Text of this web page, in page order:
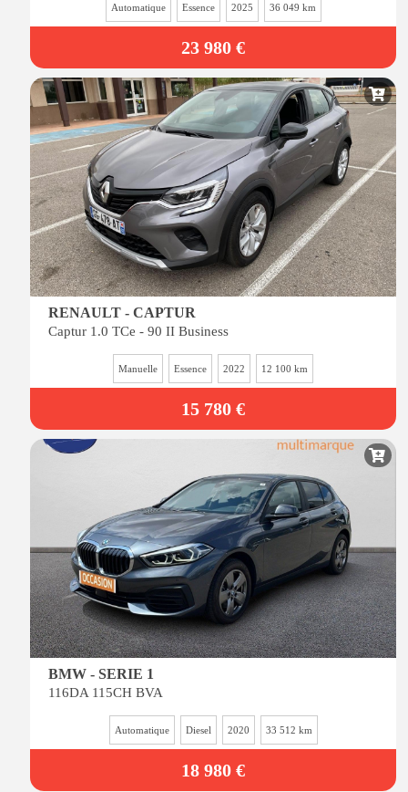
Automatique Essence 2025 36 049 km
23 980 €
RENAULT - CAPTUR
Captur 1.0 TCe - 90 II Business
Manuelle Essence 2022 12 100 km
15 780 €
BMW - SERIE 1
116DA 115CH BVA
Automatique Diesel 2020 33 512 km
18 980 €